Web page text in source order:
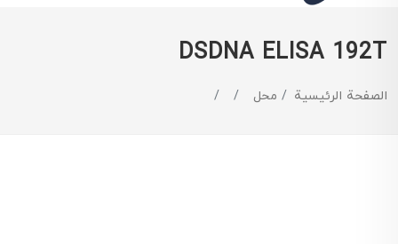
DSDNA ELISA 192T
الصفحة الرئيسية محل